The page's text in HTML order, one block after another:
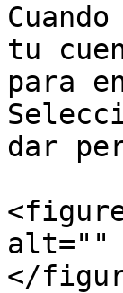
tu
para
dar
alt=""
</